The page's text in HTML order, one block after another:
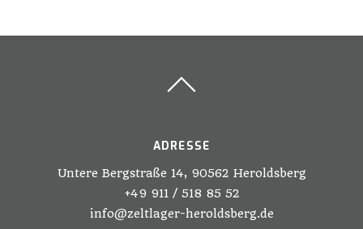
ADRESSE
Untere Bergstraße 14, 90562 Heroldsberg
+49 911 / 518 85 52
info@zeltlager-heroldsberg.de